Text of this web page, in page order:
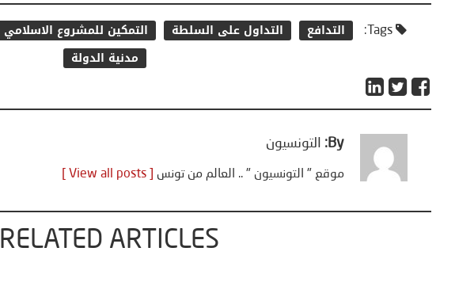
Tags: التدافع التداول على السلطة التمكين للمشروع الاسلامي
مدنية الدولة
By: التونسيون
موقع " التونسيون " .. العالم من تونس [ View all posts ]
RELATED ARTICLES